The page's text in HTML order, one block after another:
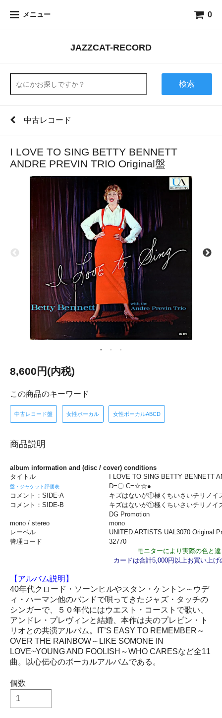
メニュー 0
JAZZCAT-RECORD
検索
中古レコード
I LOVE TO SING BETTY BENNETT
ANDRE PREVIN TRIO Original盤
8,600円(内税)
この商品のキーワード
中古レコード盤 女性ボーカル 女性ボーカルABCD
商品説明
album information and (disc / cover) conditions
タイトル
I LOVE TO SING BETTY BENNETT
盤・ジャケット評価表
D=〇 C=☆☆●
コメント：SIDE-A
キズはないが①極くちいさい
コメント：SIDE-B
キズはないが①極くちいさいチ
DG Promotion
mono / stereo
mono
レーベル
UNITED ARTISTS UAL3070
管理コード
32770
モニターにより実際の色と
カードは合計5,000円以上お買い上
【アルバム説明】
40年代クロード・ソーンヒルやスタン・ケントン～ウデ
ィ・ハーマン他のバンドで唄ってきたジャズ・タッチの
シンガーで、５０年代にはウエスト・コーストで歌い、
アンドレ・プレヴィンと結婚、本作は夫のプレビン・ト
リオとの共演アルバム。IT’S EASY TO REMEMBER～
OVER THE RAINBOW～LIKE SOMONE IN
LOVE~YOUNG AND FOOLISH～WHO CARESなど全11
曲。以心伝心のボーカルアルバムである。
個数